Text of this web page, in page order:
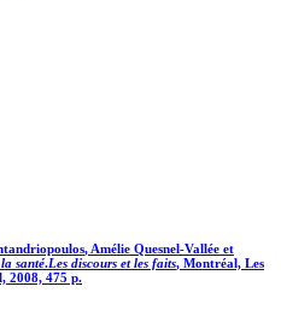
, Amélie Quesnel-Vallée et
santé.Les discours et les faits, Montréal, Les
2008, 475 p.